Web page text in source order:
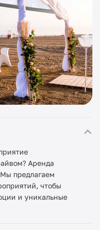
Аренда
предлагаем
чтобы
и уникальные